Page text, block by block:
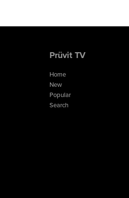
Prüvit TV
Home
New
Popular
Search